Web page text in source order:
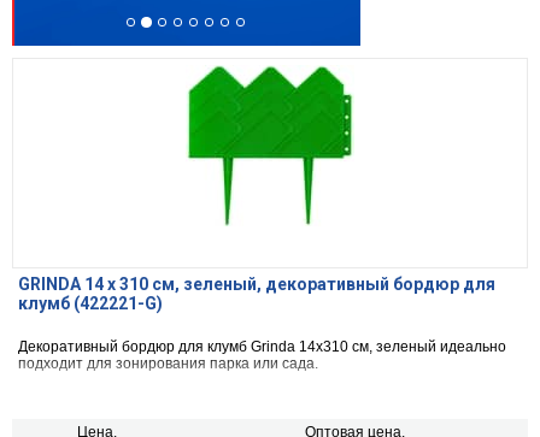
GRINDA 14 х 310 см, зеленый, декоративный бордюр для
клумб (422221-G)
Декоративный бордюр для клумб Grinda 14x310 см, зеленый идеально
подходит для зонирования парка или сада.
Цена, Оптовая цена,